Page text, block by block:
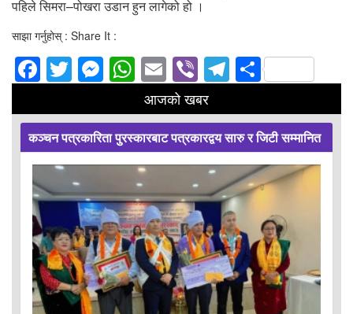
पहिले सिमरा–पोखरा उडान हुन लागेको हो ।
साझा गर्नुहोस् : Share It :
Facebook
Twitter
Messenger
WhatsApp
EmailViberTelegram
Share
आजको खबर
कञ्चन पत्रकारिता पुरस्कारबाट पत्रकारद्वय सारु र जिटी सम्मानित